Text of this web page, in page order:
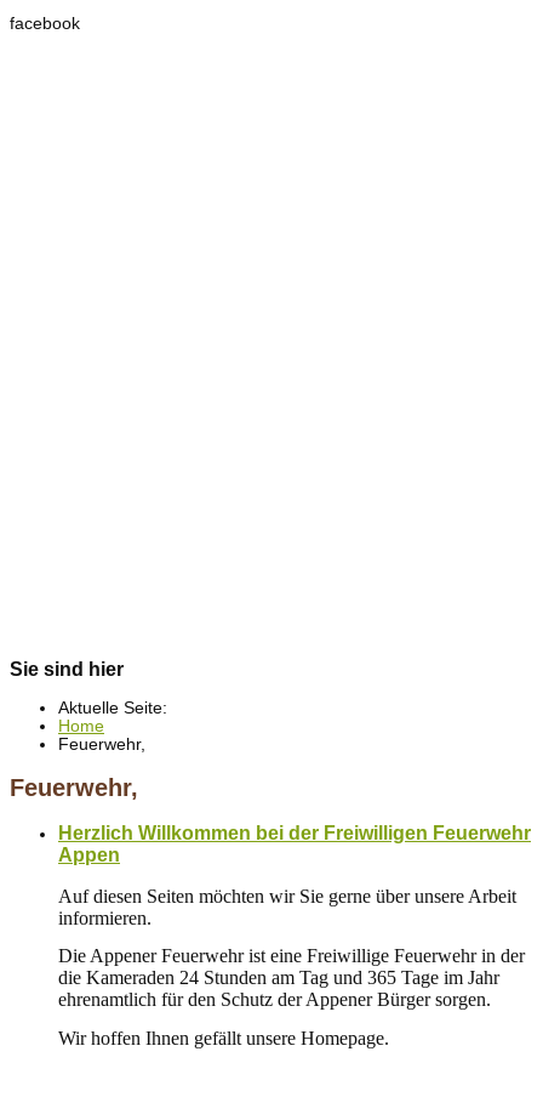
facebook
Sie sind hier
Aktuelle Seite:
Home
Feuerwehr,
Feuerwehr,
Herzlich Willkommen bei der Freiwilligen Feuerwehr
Appen
Auf diesen Seiten möchten wir Sie gerne über unsere Arbeit
informieren.
Die Appener Feuerwehr ist eine Freiwillige Feuerwehr in der
die Kameraden 24 Stunden am Tag und 365 Tage im Jahr
ehrenamtlich für den Schutz der Appener Bürger sorgen.
Wir hoffen Ihnen gefällt unsere Homepage.